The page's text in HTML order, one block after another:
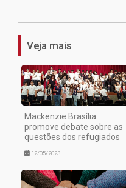
Veja mais
Mackenzie Brasília
promove debate sobre as
questões dos refugiados
12/05/2023